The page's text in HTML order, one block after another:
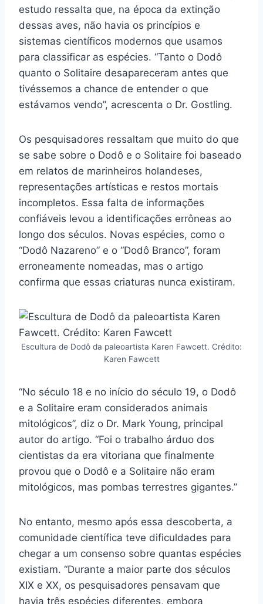
estudo ressalta que, na época da extinção
dessas aves, não havia os princípios e
sistemas científicos modernos que usamos
para classificar as espécies. “Tanto o Dodô
quanto o Solitaire desapareceram antes que
tivéssemos a chance de entender o que
estávamos vendo”, acrescenta o Dr. Gostling.
Os pesquisadores ressaltam que muito do que
se sabe sobre o Dodô e o Solitaire foi baseado
em relatos de marinheiros holandeses,
representações artísticas e restos mortais
incompletos. Essa falta de informações
confiáveis levou a identificações errôneas ao
longo dos séculos. Novas espécies, como o
“Dodô Nazareno” e o “Dodô Branco”, foram
erroneamente nomeadas, mas o artigo
confirma que essas criaturas nunca existiram.
Escultura de Dodô da paleoartista Karen Fawcett. Crédito:
Karen Fawcett
“No século 18 e no início do século 19, o Dodô
e a Solitaire eram considerados animais
mitológicos”, diz o Dr. Mark Young, principal
autor do artigo. “Foi o trabalho árduo dos
cientistas da era vitoriana que finalmente
provou que o Dodô e a Solitaire não eram
mitológicos, mas pombas terrestres gigantes.”
No entanto, mesmo após essa descoberta, a
comunidade científica teve dificuldades para
chegar a um consenso sobre quantas espécies
existiam. “Durante a maior parte dos séculos
XIX e XX, os pesquisadores pensavam que
havia três espécies diferentes, embora